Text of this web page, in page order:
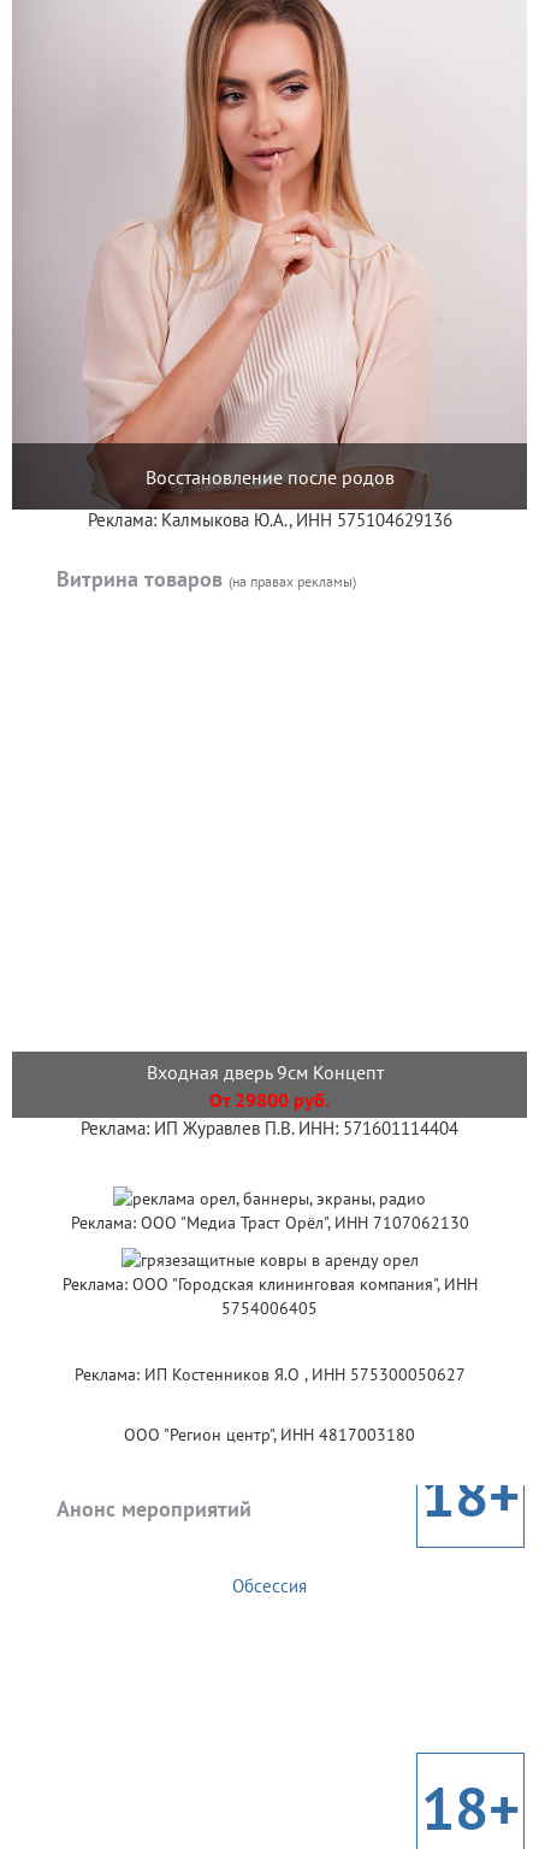
Восстановление после родов
Реклама: Калмыкова Ю.А., ИНН 575104629136
Витрина товаров (на правах рекламы)
Входная дверь 9см Концепт
От 29800 руб.
Реклама: ИП Журавлев П.В. ИНН: 571601114404
Реклама: ООО "Медиа Траст Орёл", ИНН 7107062130
Реклама: ООО "Городская клининговая компания", ИНН
5754006405
Реклама: ИП Костенников Я.О , ИНН 575300050627
ООО "Регион центр", ИНН 4817003180
Анонс мероприятий 18+
Обсессия
18+